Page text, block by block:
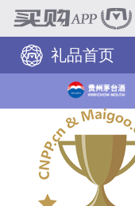
礼品首页